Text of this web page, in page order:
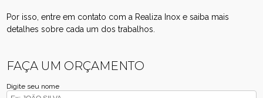
Por isso, entre em contato com a Realiza Inox e saiba mais
detalhes sobre cada um dos trabalhos.
FAÇA UM ORÇAMENTO
Digite seu nome